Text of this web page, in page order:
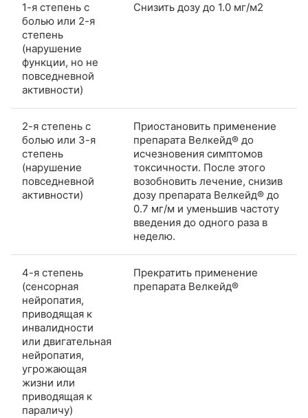
1-я степень с
болью или 2-я
степень
(нарушение
функции, но не
повседневной
активности)
Снизить дозу до 1.0 мг/м2
2-я степень с
болью или 3-я
степень
(нарушение
повседневной
активности)
Приостановить применение
препарата Велкейд® до
исчезновения симптомов
токсичности. После этого
возобновить лечение, снизив
дозу препарата Велкейд® до
0.7 мг/м и уменьшив частоту
введения до одного раза в
неделю.
4-я степень
(сенсорная
нейропатия,
приводящая к
инвалидности
или двигательная
нейропатия,
угрожающая
жизни или
приводящая к
параличу)
Прекратить применение
препарата Велкейд®